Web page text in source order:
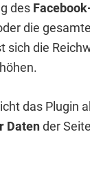
des
die
sich die
das Plugin
Datender